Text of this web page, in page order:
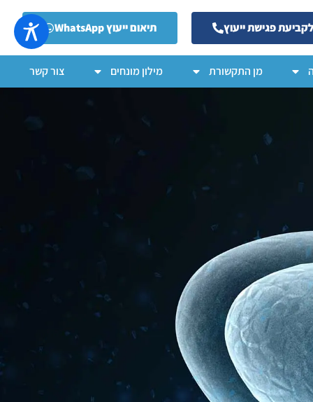
לקביעת פגישת ייעוץ תיאום ייעוץ WhatsApp
מן התקשורת מילון מונחים צור קשר